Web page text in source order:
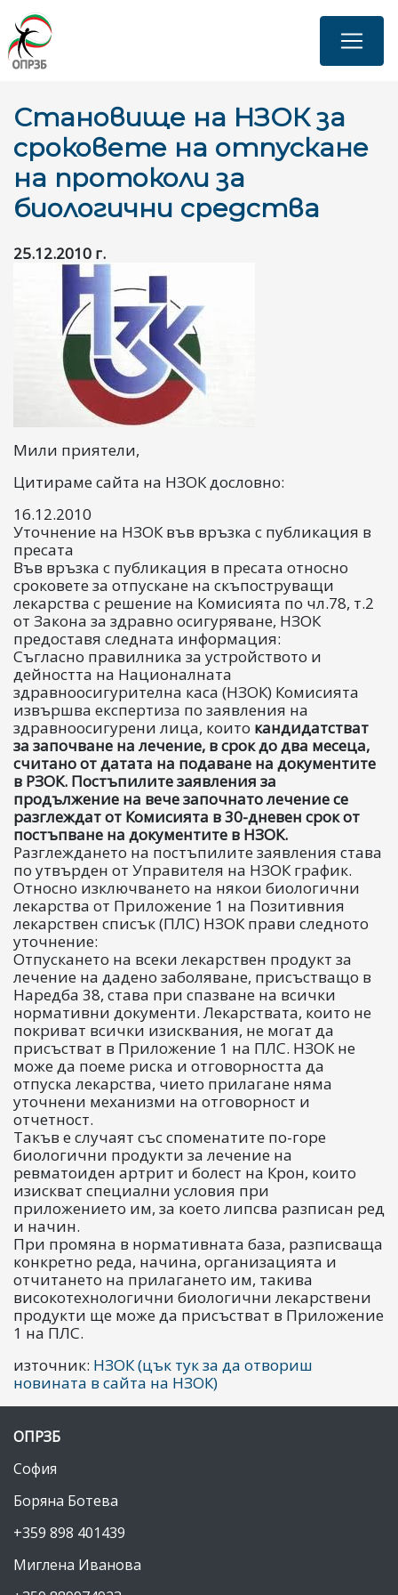
Становище на НЗОК за
сроковете на отпускане
на протоколи за
биологични средства
25.12.2010 г.
Мили приятели,
Цитираме сайта на НЗОК дословно:
16.12.2010
Уточнение на НЗОК във връзка с публикация в
пресата
Във връзка с публикация в пресата относно
сроковете за отпускане на скъпоструващи
лекарства с решение на Комисията по чл.78, т.2
от Закона за здравно осигуряване, НЗОК
предоставя следната информация:
Съгласно правилника за устройството и
дейността на Националната
здравноосигурителна каса (НЗОК) Комисията
извършва експертиза по заявления на
здравноосигурени лица, които кандидатстват
за започване на лечение, в срок до два месеца,
считано от датата на подаване на документите
в РЗОК. Постъпилите заявления за
продължение на вече започнато лечение се
разглеждат от Комисията в 30-дневен срок от
постъпване на документите в НЗОК.
Разглеждането на постъпилите заявления става
по утвърден от Управителя на НЗОК график.
Относно изключването на някои биологични
лекарства от Приложение 1 на Позитивния
лекарствен списък (ПЛС) НЗОК прави следното
уточнение:
Отпускането на всеки лекарствен продукт за
лечение на дадено заболяване, присъстващо в
Наредба 38, става при спазване на всички
нормативни документи. Лекарствата, които не
покриват всички изисквания, не могат да
присъстват в Приложение 1 на ПЛС. НЗОК не
може да поеме риска и отговорността да
отпуска лекарства, чието прилагане няма
уточнени механизми на отговорност и
отчетност.
Такъв е случаят със споменатите по-горе
биологични продукти за лечение на
ревматоиден артрит и болест на Крон, които
изискват специални условия при
приложението им, за което липсва разписан ред
и начин.
При промяна в нормативната база, разписваща
конкретно реда, начина, организацията и
отчитането на прилагането им, такива
високотехнологични биологични лекарствени
продукти ще може да присъстват в Приложение
1 на ПЛС.
източник: НЗОК (цък тук за да отвориш
новината в сайта на НЗОК)
ОПРЗБ
София
Боряна Ботева
+359 898 401439
Миглена Иванова